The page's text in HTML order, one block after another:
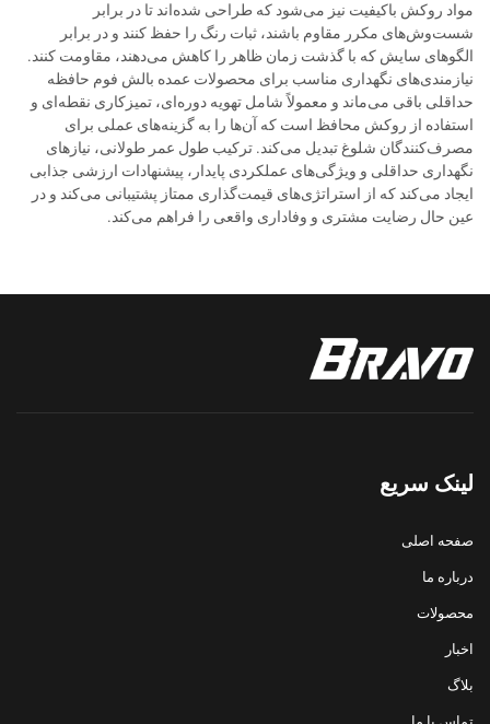
مواد روکش باکیفیت نیز می‌شود که طراحی شده‌اند تا در برابر
شست‌وش‌های مکرر مقاوم باشند، ثبات رنگ را حفظ کنند و در برابر
الگوهای سایش که با گذشت زمان ظاهر را کاهش می‌دهند، مقاومت کنند.
نیازمندی‌های نگهداری مناسب برای محصولات عمده بالش فوم حافظه
حداقلی باقی می‌ماند و معمولاً شامل تهویه دوره‌ای، تمیزکاری نقطه‌ای و
استفاده از روکش محافظ است که آن‌ها را به گزینه‌های عملی برای
مصرف‌کنندگان شلوغ تبدیل می‌کند. ترکیب طول عمر طولانی، نیازهای
نگهداری حداقلی و ویژگی‌های عملکردی پایدار، پیشنهادات ارزشی جذابی
ایجاد می‌کند که از استراتژی‌های قیمت‌گذاری ممتاز پشتیبانی می‌کند و در
عین حال رضایت مشتری و وفاداری واقعی را فراهم می‌کند.
لینک سریع
صفحه اصلی
درباره ما
محصولات
اخبار
بلاگ